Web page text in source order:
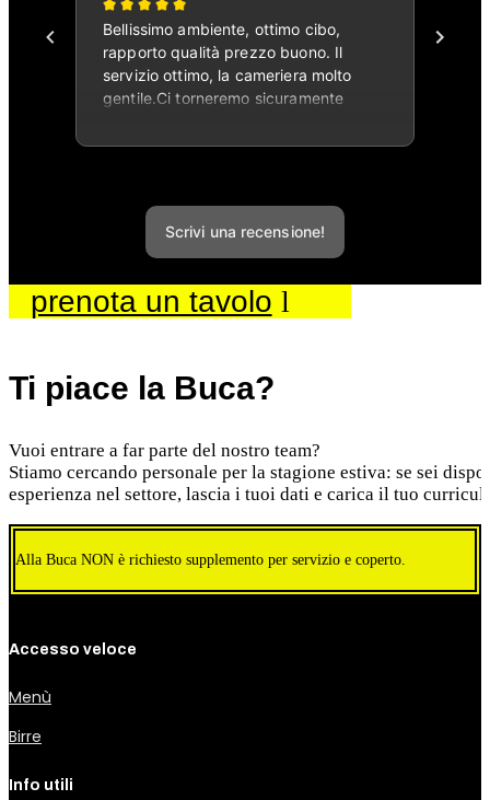
prenota un tavolo
Ti piace la Buca?
Vuoi entrare a far parte del nostro team?
Stiamo cercando personale per la stagione estiva: se sei
esperienza nel settore, lascia i tuoi dati e carica il tuo
Alla Buca NON è richiesto supplemento per servizio e coperto.
Accesso veloce
Menù
Birre
Info utili